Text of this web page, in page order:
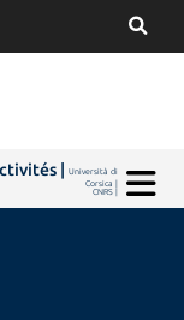
|Università di
Corsica |
CNRS |